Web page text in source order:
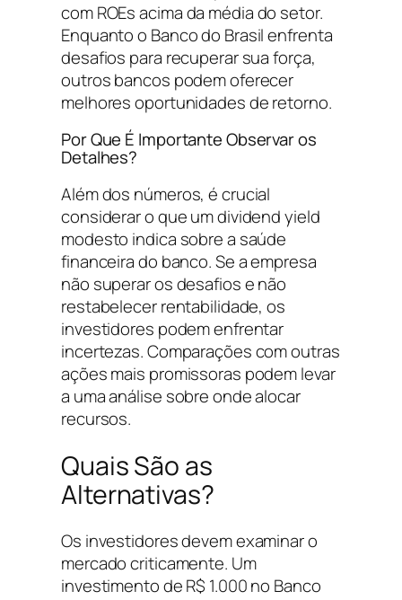
com ROEs acima da média do setor.
Enquanto o Banco do Brasil enfrenta
desafios para recuperar sua força,
outros bancos podem oferecer
melhores oportunidades de retorno.
Por Que É Importante Observar os
Detalhes?
Além dos números, é crucial
considerar o que um dividend yield
modesto indica sobre a saúde
financeira do banco. Se a empresa
não superar os desafios e não
restabelecer rentabilidade, os
investidores podem enfrentar
incertezas. Comparações com outras
ações mais promissoras podem levar
a uma análise sobre onde alocar
recursos.
Quais São as
Alternativas?
Os investidores devem examinar o
mercado criticamente. Um
investimento de R$ 1.000 no Banco